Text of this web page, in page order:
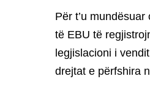
Për t’u
të EBU të
legjislacioni i
drejtat e përfshira